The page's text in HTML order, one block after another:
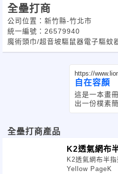
全壘打商
公司位置：新竹縣-竹北市
統一編號：26579940
魔術頭巾/超音坡驅鼠器電子驅
https://
自在容顏
這是一本畫
出一份樸素
全壘打商產品
K2透氣網布
K2透氣網布半
Yellow PageK